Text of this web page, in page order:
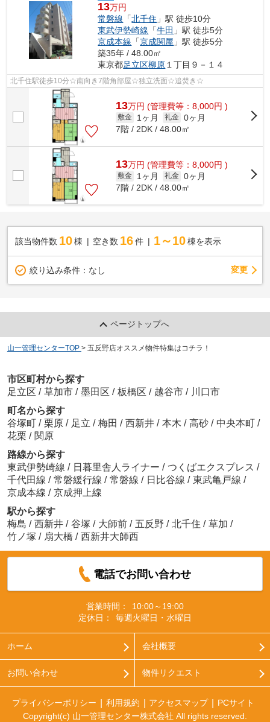
13万円
常磐線 「北千住 」駅 徒歩10分
東武伊勢崎線 「牛田 」駅 徒歩5分
京成本線 「京成関屋 」駅 徒歩5分
築35年 / 48.00㎡
東京都足立区柳原１丁目９－１４
北千住駅徒歩10分☆南向き7階角部屋☆独立洗面☆追焚き☆
13万円 (管理費等：8,000円 )
敷金 1ヶ月 礼金 0ヶ月
7階 / 2DK / 48.00㎡
13万円 (管理費等：8,000円 )
敷金 1ヶ月 礼金 0ヶ月
7階 / 2DK / 48.00㎡
該当物件数 10棟 空き数 16 件 1～10 棟を表示
絞り込み条件： なし 変更
ページトップへ
山一管理センターTOP > 五反野店オススメ物件特集はコチラ！
市区町村から探す
足立区 / 草加市 / 墨田区 / 板橋区 / 越谷市 / 川口市
町名から探す
谷塚町 / 栗原 / 足立 / 梅田 / 西新井 / 本木 / 高砂 / 中央本町 /
花栗 / 関原
路線から探す
東武伊勢崎線 / 日暮里舎人ライナー / つくばエクスプレス /
千代田線 / 常磐緩行線 / 常磐線 / 日比谷線 / 東武亀戸線 /
京成本線 / 京成押上線
駅から探す
梅島 / 西新井 / 谷塚 / 大師前 / 五反野 / 北千住 / 草加 /
竹ノ塚 / 扇大橋 / 西新井大師西
電話でお問い合わせ
営業時間：
10:00～19:00
定休日：
毎週火曜日・水曜日
ホーム 会社概要
お問い合わせ 物件リクエスト
プライバシーポリシー 利用規約 アクセスマップ
PCサイト
Copyright(c) 山一管理センター株式会社 All rights reserved.